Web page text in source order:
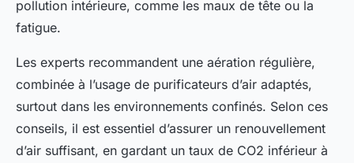
pollution intérieure, comme les maux de tête ou la
fatigue.
Les experts recommandent une aération régulière,
combinée à l’usage de purificateurs d’air adaptés,
surtout dans les environnements confinés. Selon ces
conseils, il est essentiel d’assurer un renouvellement
d’air suffisant, en gardant un taux de CO2 inférieur à